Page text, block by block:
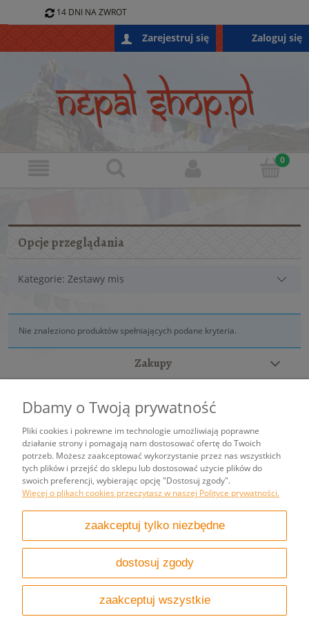
Zarejestruj się Zaloguj się
14 DNI NA ZWROT
Opcje przeglądania
Kategorie: Zestawy mis
Nie znaleziono produktów spełniających podane kryteria.
Zakupy
Moje konto
Informacje
pokaż pełną wersję strony
Sklep internetowy Shoper.pl
Dbamy o Twoją prywatność
Pliki cookies i pokrewne im technologie umożliwiają poprawne
działanie strony i pomagają nam dostosować ofertę do Twoich
potrzeb. Możesz zaakceptować wykorzystanie przez nas wszystkich
tych plików i przejść do sklepu lub dostosować użycie plików do
swoich preferencji, wybierając opcję "Dostosuj zgody".
Więcej o plikach cookies przeczytasz w naszej Polityce prywatności.
zaakceptuj tylko niezbędne
dostosuj zgody
zaakceptuj wszystkie